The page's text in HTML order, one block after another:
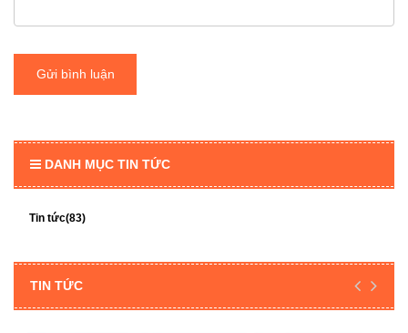
DANH MỤC TIN TỨC
Tin tức(83)
TIN TỨC
Gửi bình luận